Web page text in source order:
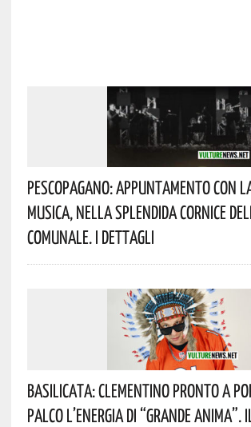
Pescopagano: Appuntamento Con
Musica, Nella Splendida Cornice
Comunale. I Dettagli
Basilicata: Clementino Pronto A
Palco L’energia Di “Grande